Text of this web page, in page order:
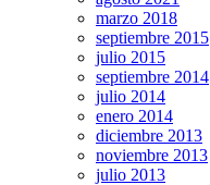
marzo 2018
septiembre 2015
julio 2015
septiembre 2014
julio 2014
enero 2014
diciembre 2013
noviembre 2013
julio 2013